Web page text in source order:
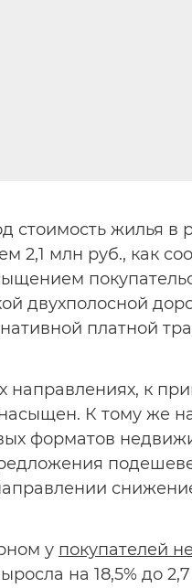
стоимость жилья в
2,1 млн руб., как
двухполосной
платной
направлениях, к
К тому же
форматов
у покупателей
на 18,5% до